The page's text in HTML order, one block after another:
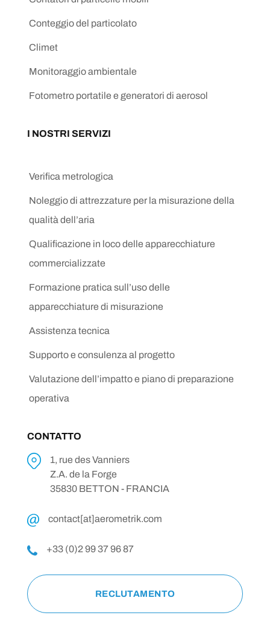
Conteggio del particolato
Climet
Monitoraggio ambientale
Fotometro portatile e generatori di aerosol
I NOSTRI SERVIZI
Verifica metrologica
Noleggio di attrezzature per la misurazione della
qualità dell’aria
Qualificazione in loco delle apparecchiature
commercializzate
Formazione pratica sull’uso delle
apparecchiature di misurazione
Assistenza tecnica
Supporto e consulenza al progetto
Valutazione dell’impatto e piano di preparazione
operativa
CONTATTO
1, rue des Vanniers
Z.A. de la Forge
35830 BETTON - FRANCIA
contact[at]aerometrik.com
+33 (0)2 99 37 96 87
RECLUTAMENTO